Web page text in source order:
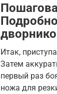
Итак,
Затем
первый раз
ножа для